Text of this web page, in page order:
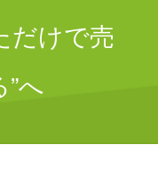
だけで売
”へ